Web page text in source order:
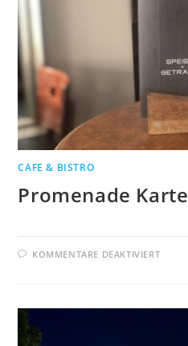
CAFE & BISTRO
Promenade Karte
KOMMENTARE DEAKTIVIERT